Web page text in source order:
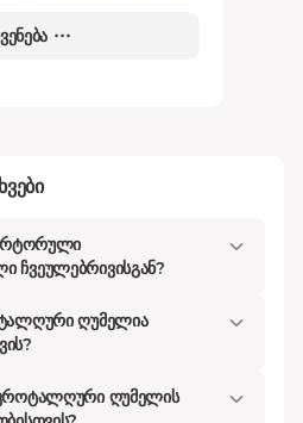
კლასის
ლარამდე.
უნდა
ფართს და
ჩვეულებრივისგან?
ღუმელია
ღუმელის